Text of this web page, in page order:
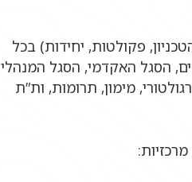
פקולטות, יחידות) בכל
הסגל האקדמי, הסגל המנהלי
מימון, תרומות, ות”ת